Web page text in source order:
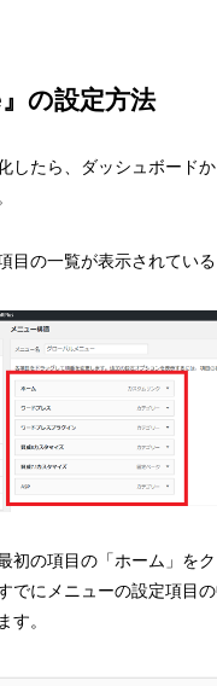
の設定方法
したら、ダッシュボード
目の一覧が表示されている
初の項目の「ホーム」を
でにメニューの設定項目
す。